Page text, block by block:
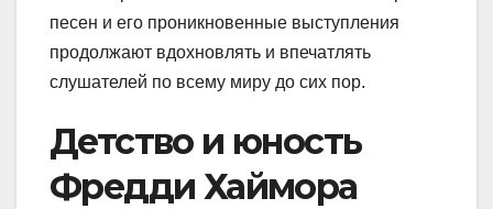
песен и его проникновенные выступления
продолжают вдохновлять и впечатлять
слушателей по всему миру до сих пор.
Детство и юность
Фредди Хаймора